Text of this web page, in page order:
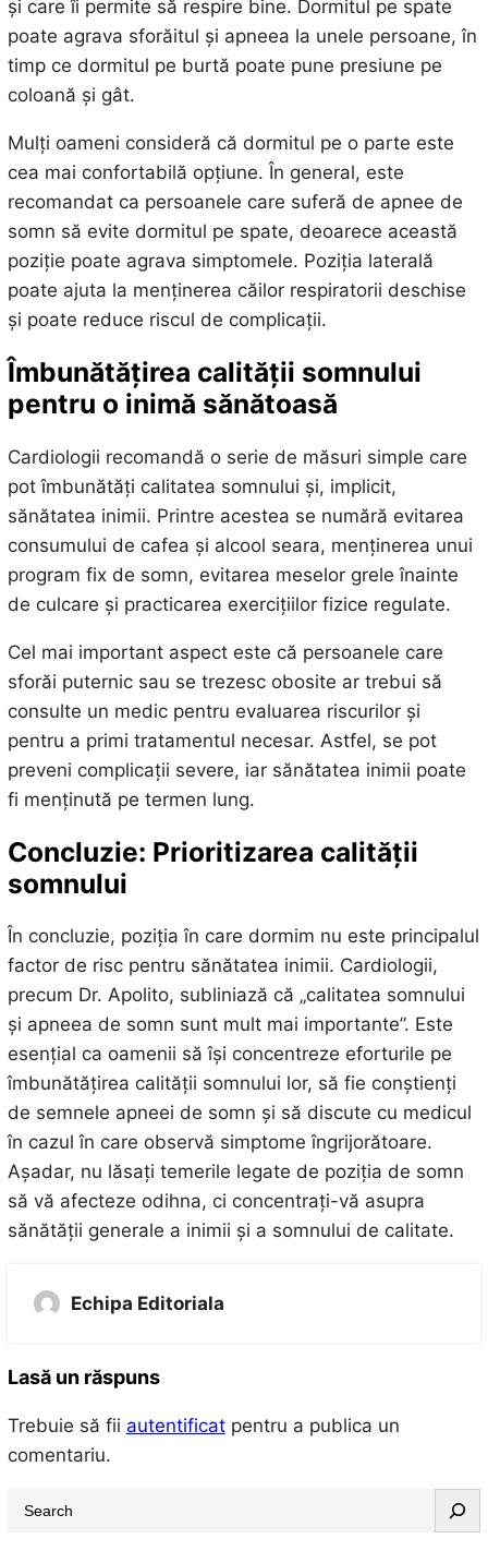
și care îi permite să respire bine. Dormitul pe spate
poate agrava sforăitul și apneea la unele persoane, în
timp ce dormitul pe burtă poate pune presiune pe
coloană și gât.
Mulți oameni consideră că dormitul pe o parte este
cea mai confortabilă opțiune. În general, este
recomandat ca persoanele care suferă de apnee de
somn să evite dormitul pe spate, deoarece această
poziție poate agrava simptomele. Poziția laterală
poate ajuta la menținerea căilor respiratorii deschise
și poate reduce riscul de complicații.
Îmbunătățirea calității somnului
pentru o inimă sănătoasă
Cardiologii recomandă o serie de măsuri simple care
pot îmbunătăți calitatea somnului și, implicit,
sănătatea inimii. Printre acestea se numără evitarea
consumului de cafea și alcool seara, menținerea unui
program fix de somn, evitarea meselor grele înainte
de culcare și practicarea exercițiilor fizice regulate.
Cel mai important aspect este că persoanele care
sforăi puternic sau se trezesc obosite ar trebui să
consulte un medic pentru evaluarea riscurilor și
pentru a primi tratamentul necesar. Astfel, se pot
preveni complicații severe, iar sănătatea inimii poate
fi menținută pe termen lung.
Concluzie: Prioritizarea calității
somnului
În concluzie, poziția în care dormim nu este principalul
factor de risc pentru sănătatea inimii. Cardiologii,
precum Dr. Apolito, subliniază că „calitatea somnului
și apneea de somn sunt mult mai importante”. Este
esențial ca oamenii să își concentreze eforturile pe
îmbunătățirea calității somnului lor, să fie conștienți
de semnele apneei de somn și să discute cu medicul
în cazul în care observă simptome îngrijorătoare.
Așadar, nu lăsați temerile legate de poziția de somn
să vă afecteze odihna, ci concentrați-vă asupra
sănătății generale a inimii și a somnului de calitate.
Echipa Editoriala
Lasă un răspuns
Trebuie să fii autentificatpentru a publica un
comentariu.